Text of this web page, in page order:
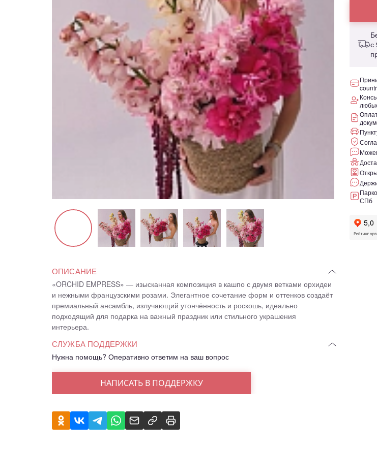
с
СПб
ОПИСАНИЕ
«ORCHID EMPRESS» — изысканная композиция в кашпо с двумя ветками орхидеи
и нежными французскими розами. Элегантное сочетание форм и оттенков создаёт
премиальный ансамбль, излучающий утончённость и роскошь, идеально
подходящий для подарка на важный праздник или стильного украшения
интерьера.
СЛУЖБА ПОДДЕРЖКИ
Нужна помощь? Оперативно ответим на ваш вопрос
НАПИСАТЬ В ПОДДЕРЖКУ